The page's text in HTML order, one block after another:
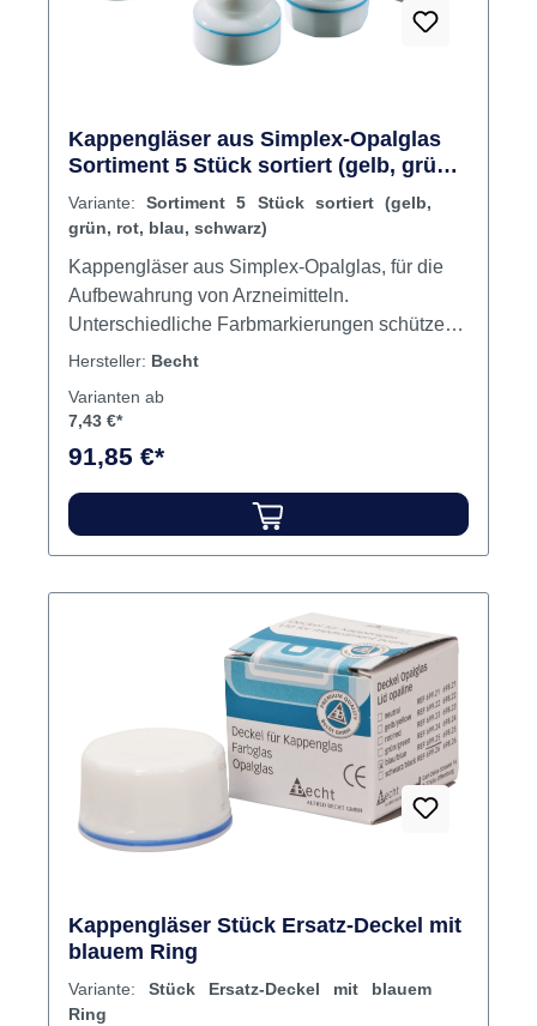
Kappengläser aus Simplex-Opalglas
Sortiment 5 Stück sortiert (gelb, grün,
rot, blau, schwarz)
Variante: Sortiment 5 Stück sortiert (gelb,
grün, rot, blau, schwarz)
Kappengläser aus Simplex-Opalglas, für die
Aufbewahrung von Arzneimitteln.
Unterschiedliche Farbmarkierungen schützen
vor der Verwechslung des Inhaltes. Der
luftdicht ab. Die ausgewölbte Innenform
Medikamentes. Größe: 32 mm
Bodendurchmesser, 42 mm hoch, ca. 3 ml
Fassungsvermögen.Mit farbiger Beringung an
der Schulter des Unterteiles und am unteren
FarbeAutoklavierbar Inhalt Gläser sortiert
Hersteller: Becht
Varianten ab
7,43 €*
91,85 €*
Kappengläser Stück Ersatz-Deckel mit
blauem Ring
Variante: Stück Ersatz-Deckel mit blauem
Ring